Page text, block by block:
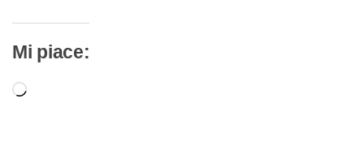
Mi piace:
Caricamento